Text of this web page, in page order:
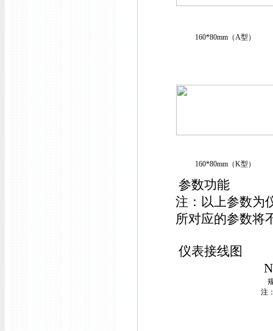
160*80mm（A型）
160*80mm（K型）
参数功能
注：以上参数为
所对应的参数将
仪表接线图
注